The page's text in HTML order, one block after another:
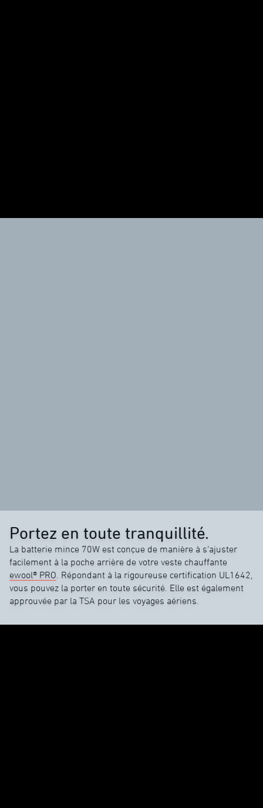
Portez en toute tranquillité.
La batterie mince 70W est conçue de manière à s’ajuster
facilement à la poche arrière de votre veste chauffante
ewool® PRO . Répondant à la rigoureuse certification UL1642,
vous pouvez la porter en toute sécurité. Elle est également
approuvée par la TSA pour les voyages aériens.